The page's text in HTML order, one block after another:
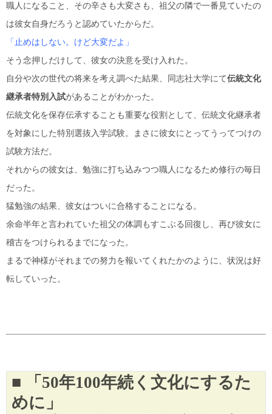
職人になること、その辛さも大変さも、祖父の隣で一番見ていたの
は彼女自身だろうと認めていたからだ。
「止めはしない。けど大変だよ」
そう念押しだけして、彼女の決意を受け入れた。
自分や次の世代の将来を考え調べた結果、同志社大学にて伝統文化
継承者特別入試があることがわかった。
伝統文化を保存伝承することも重要な役割として、伝統文化継承者
を対象にした特別選抜入学試験。まさに彼女にとってうってつけの
試験方法だ。
それからの彼女は、勉強に打ち込みつつ職人になるため修行の毎日
だった。
猛勉強の結果、彼女はついに合格することになる。
余命半年と言われていた祖父の体調もすこぶる回復し、再び彼女に
稽古をつけられるまでになった。
まるで神様がそれまでの努力を報いてくれたかのように、状況は好
転していった。
■ 「50年100年続く文化にするた
めに」